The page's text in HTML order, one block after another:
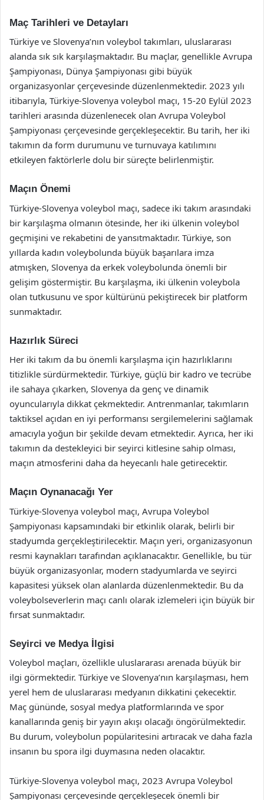
Maç Tarihleri ve Detayları
Türkiye ve Slovenya’nın voleybol takımları, uluslararası
alanda sık sık karşılaşmaktadır. Bu maçlar, genellikle Avrupa
Şampiyonası, Dünya Şampiyonası gibi büyük
organizasyonlar çerçevesinde düzenlenmektedir. 2023 yılı
itibarıyla, Türkiye-Slovenya voleybol maçı, 15-20 Eylül 2023
tarihleri arasında düzenlenecek olan Avrupa Voleybol
Şampiyonası çerçevesinde gerçekleşecektir. Bu tarih, her iki
takımın da form durumunu ve turnuvaya katılımını
etkileyen faktörlerle dolu bir süreçte belirlenmiştir.
Maçın Önemi
Türkiye-Slovenya voleybol maçı, sadece iki takım arasındaki
bir karşılaşma olmanın ötesinde, her iki ülkenin voleybol
geçmişini ve rekabetini de yansıtmaktadır. Türkiye, son
yıllarda kadın voleybolunda büyük başarılara imza
atmışken, Slovenya da erkek voleybolunda önemli bir
gelişim göstermiştir. Bu karşılaşma, iki ülkenin voleybola
olan tutkusunu ve spor kültürünü pekiştirecek bir platform
sunmaktadır.
Hazırlık Süreci
Her iki takım da bu önemli karşılaşma için hazırlıklarını
titizlikle sürdürmektedir. Türkiye, güçlü bir kadro ve tecrübe
ile sahaya çıkarken, Slovenya da genç ve dinamik
oyuncularıyla dikkat çekmektedir. Antrenmanlar, takımların
taktiksel açıdan en iyi performansı sergilemelerini sağlamak
amacıyla yoğun bir şekilde devam etmektedir. Ayrıca, her iki
takımın da destekleyici bir seyirci kitlesine sahip olması,
maçın atmosferini daha da heyecanlı hale getirecektir.
Maçın Oynanacağı Yer
Türkiye-Slovenya voleybol maçı, Avrupa Voleybol
Şampiyonası kapsamındaki bir etkinlik olarak, belirli bir
stadyumda gerçekleştirilecektir. Maçın yeri, organizasyonun
resmi kaynakları tarafından açıklanacaktır. Genellikle, bu tür
büyük organizasyonlar, modern stadyumlarda ve seyirci
kapasitesi yüksek olan alanlarda düzenlenmektedir. Bu da
voleybolseverlerin maçı canlı olarak izlemeleri için büyük bir
fırsat sunmaktadır.
Seyirci ve Medya İlgisi
Voleybol maçları, özellikle uluslararası arenada büyük bir
ilgi görmektedir. Türkiye ve Slovenya’nın karşılaşması, hem
yerel hem de uluslararası medyanın dikkatini çekecektir.
Maç gününde, sosyal medya platformlarında ve spor
kanallarında geniş bir yayın akışı olacağı öngörülmektedir.
Bu durum, voleybolun popülaritesini artıracak ve daha fazla
insanın bu spora ilgi duymasına neden olacaktır.
Türkiye-Slovenya voleybol maçı, 2023 Avrupa Voleybol
Şampiyonası çerçevesinde gerçekleşecek önemli bir